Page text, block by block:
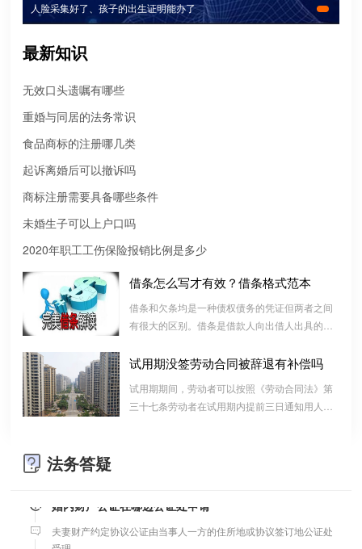
人脸采集好了、孩子的出生证明能办了
最新知识
无效口头遗嘱有哪些
重婚与同居的法务常识
食品商标的注册哪几类
起诉离婚后可以撤诉吗
商标注册需要具备哪些条件
未婚生子可以上户口吗
2020年职工工伤保险报销比例是多少
借条怎么写才有效？借条格式范本
借条和欠条均是一种债权债务的凭证但两者之间
有很大的区别。借条是借款人向出借人出具的借
系，而欠条是双方基于以前的经济往来而进行结
往来的结算，仅是代表一种纯粹的债权债务关系
并不代表借款合同关系。因此借款时宜写“借
试用期没签劳动合同被辞退有补偿吗
试用期期间，劳动者可以按照《劳动合同法》第
三十七条劳动者在试用期内提前三日通知用人单
法务答疑
微信转账凭证能证明存在借款关系吗？
出借人只提供微信转账凭证，只能证明双方的借贷关系生效，但是
不能证明双方存在借款关系。
婚前协议
等问题实现作出约定，以免将来离婚或一方死亡是产生争议。
夫妻财产约定协议公证由当事人一方的住所地或协议签订地公证处
受理。